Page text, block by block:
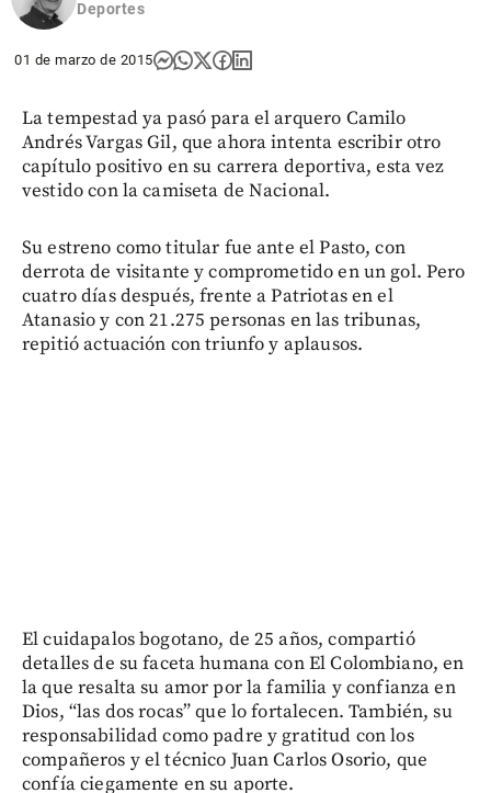
Deportes
01 de marzo de 2015
La tempestad ya pasó para el arquero Camilo
Andrés Vargas Gil, que ahora intenta escribir otro
capítulo positivo en su carrera deportiva, esta vez
vestido con la camiseta de Nacional.
Su estreno como titular fue ante el Pasto, con
derrota de visitante y comprometido en un gol. Pero
cuatro días después, frente a Patriotas en el
Atanasio y con 21.275 personas en las tribunas,
repitió actuación con triunfo y aplausos.
El cuidapalos bogotano, de 25 años, compartió
detalles de su faceta humana con El Colombiano, en
la que resalta su amor por la familia y confianza en
Dios, “las dos rocas” que lo fortalecen. También, su
responsabilidad como padre y gratitud con los
compañeros y el técnico Juan Carlos Osorio, que
confía ciegamente en su aporte.